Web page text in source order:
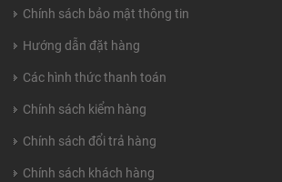
Chính sách bảo mật thông tin
Hướng dẫn đặt hàng
Các hình thức thanh toán
Chính sách kiểm hàng
Chính sách đổi trả hàng
Chính sách khách hàng